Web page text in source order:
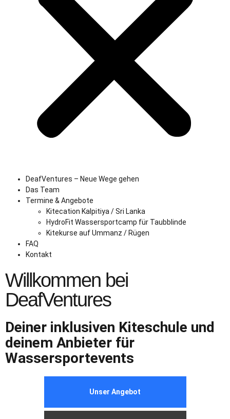
DeafVentures – Neue Wege gehen
Das Team
Termine & Angebote
Kitecation Kalpitiya / Sri Lanka
HydroFit Wassersportcamp für Taubblinde
Kitekurse auf Ummanz / Rügen
FAQ
Kontakt
Willkommen bei
DeafVentures
Deiner inklusiven Kiteschule und
deinem Anbieter für
Wassersportevents
Unser Angebot